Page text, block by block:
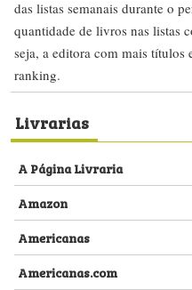
das listas semanais durante o
quantidade de livros nas listas
seja, a editora com mais títulos
ranking.
Livrarias
A Página Livraria
Amazon
Americanas
Americanas.com